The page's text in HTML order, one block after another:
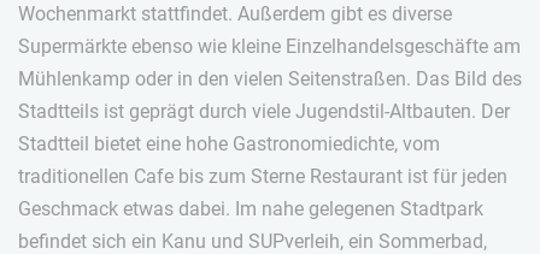
Wochenmarkt stattfindet. Außerdem gibt es diverse
Supermärkte ebenso wie kleine Einzelhandelsgeschäfte am
Mühlenkamp oder in den vielen Seitenstraßen. Das Bild des
Stadtteils ist geprägt durch viele Jugendstil-Altbauten. Der
Stadtteil bietet eine hohe Gastronomiedichte, vom
traditionellen Cafe bis zum Sterne Restaurant ist für jeden
Geschmack etwas dabei. Im nahe gelegenen Stadtpark
befindet sich ein Kanu und SUPverleih, ein Sommerbad,